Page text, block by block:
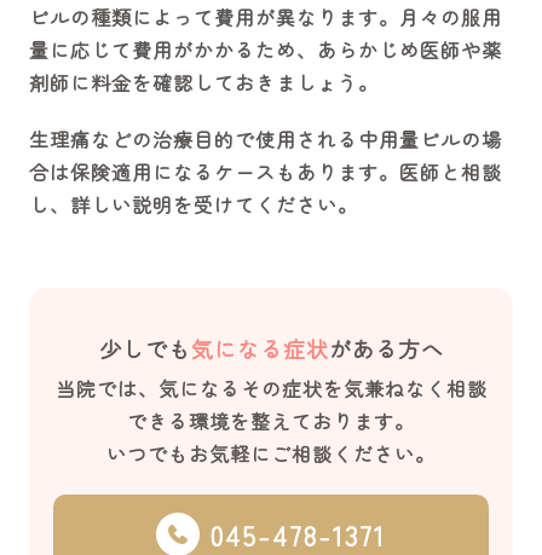
ピルの種類によって費用が異なります。月々の服用
量に応じて費用がかかるため、あらかじめ医師や薬
剤師に料金を確認しておきましょう。
生理痛などの治療目的で使用される中用量ピルの場
合は保険適用になるケースもあります。医師と相談
し、詳しい説明を受けてください。
少しでも気になる症状がある方へ
当院では、気になるその症状を気兼ねなく相談
できる環境を整えております。
いつでもお気軽にご相談ください。
045-478-1371